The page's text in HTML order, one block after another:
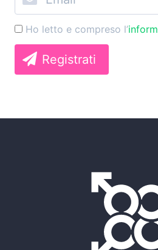
Ho letto e compreso l’
Registrati